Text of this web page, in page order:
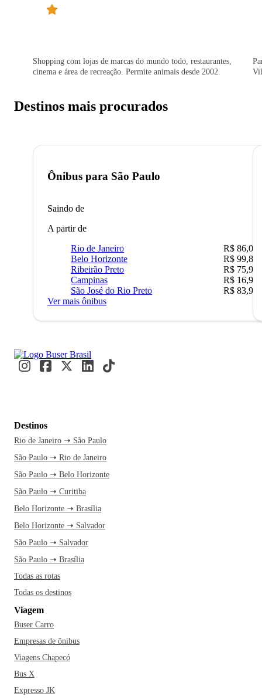
Shopping com lojas de marcas do mundo todo, restaurantes,
cinema e área de recreação. Permite animais desde 2002.
Destinos mais procurados
Ônibus para São Paulo
Saindo de
A partir de
Rio de Janeiro
R$ 86,00
Belo Horizonte
R$ 99,89
Ribeirão Preto
R$ 75,90
Campinas
R$ 16,90
São José do Rio Preto
R$ 83,90
Ver mais ônibus
Destinos
Rio de Janeiro ➝ São Paulo
São Paulo ➝ Rio de Janeiro
São Paulo ➝ Belo Horizonte
São Paulo ➝ Curitiba
Belo Horizonte ➝ Brasília
Belo Horizonte ➝ Salvador
São Paulo ➝ Salvador
São Paulo ➝ Brasília
Todas as rotas
Todas os destinos
Viagem
Buser Carro
Empresas de ônibus
Viagens Chapecó
Bus X
Expresso JK